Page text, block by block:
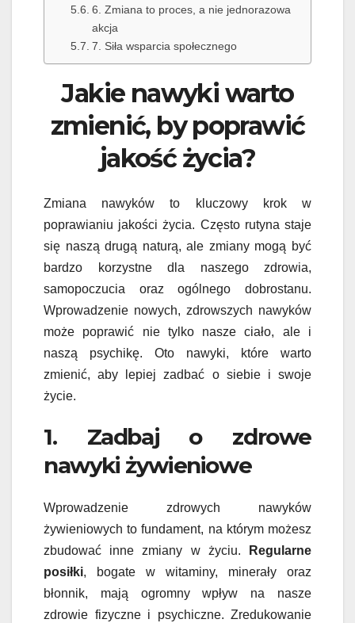
6. Zmiana to proces, a nie jednorazowa
akcja
7. Siła wsparcia społecznego
Jakie nawyki warto
zmienić, by poprawić
jakość życia?
Zmiana nawyków to kluczowy krok w
poprawianiu jakości życia. Często rutyna staje
się naszą drugą naturą, ale zmiany mogą być
bardzo korzystne dla naszego zdrowia,
samopoczucia oraz ogólnego dobrostanu.
Wprowadzenie nowych, zdrowszych nawyków
może poprawić nie tylko nasze ciało, ale i
naszą psychikę. Oto nawyki, które warto
zmienić, aby lepiej zadbać o siebie i swoje
życie.
1. Zadbaj o zdrowe
nawyki żywieniowe
Wprowadzenie zdrowych nawyków
żywieniowych to fundament, na którym możesz
zbudować inne zmiany w życiu.
Regularne
posiłki, bogate w witaminy, minerały oraz
błonnik, mają ogromny wpływ na nasze
zdrowie fizyczne i psychiczne. Zredukowanie